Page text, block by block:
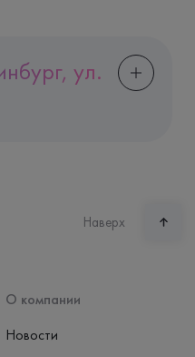
ул.
Наверх
О компании
Новости